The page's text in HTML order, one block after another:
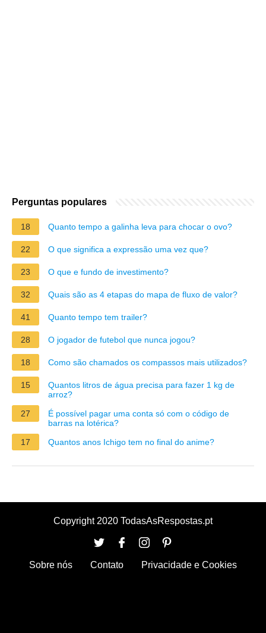
Perguntas populares
18 Quanto tempo a galinha leva para chocar o ovo?
22 O que significa a expressão uma vez que?
23 O que e fundo de investimento?
32 Quais são as 4 etapas do mapa de fluxo de valor?
41 Quanto tempo tem trailer?
28 O jogador de futebol que nunca jogou?
18 Como são chamados os compassos mais utilizados?
15
Quantos litros de água precisa para fazer 1 kg de
arroz?
27
É possível pagar uma conta só com o código de
barras na lotérica?
17
Quantos anos Ichigo tem no final do anime?
Copyright 2020 TodasAsRespostas.pt
Sobre nós Contato Privacidade e Cookies